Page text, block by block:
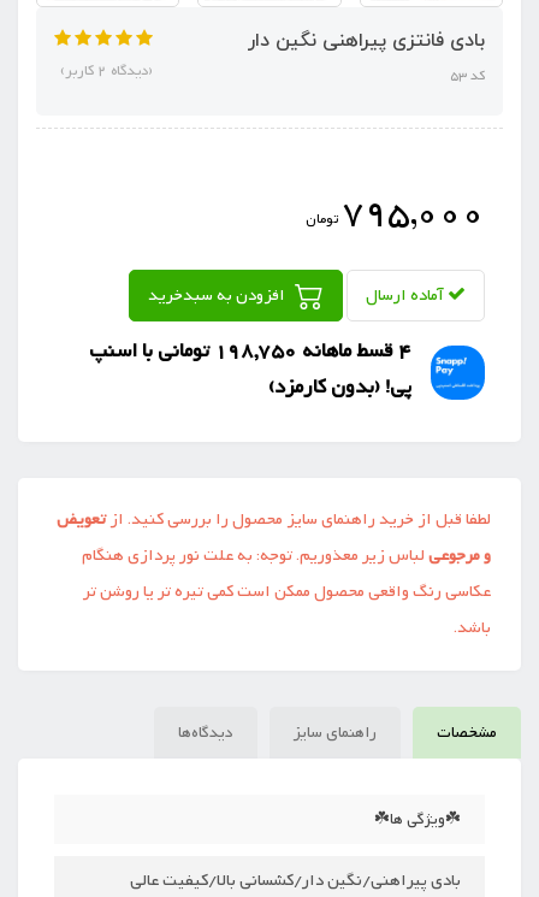
بادی فانتزی پیراهنی نگین دار
کد 53 (دیدگاه 2 کاربر)
795,000 تومان
آماده ارسال
4 قسط ماهانه 198,750 تومانی با اسنپ
‌پی! (بدون کارمزد)
لطفا قبل از خرید راهنمای سایز محصول را بررسی کنید. ازتعویض
و مرجوعیلباس زیر معذوریم. توجه: به علت نور پردازی هنگام
عکاسی رنگ واقعی محصول ممکن است کمی تیره تر یا روشن تر
باشد.
مشخصات راهنمای سایز دیدگاه‌ها
☘️ویژگی ها☘️
بادی پیراهنی/نگین دار/کشسانی بالا/کیفیت عالی